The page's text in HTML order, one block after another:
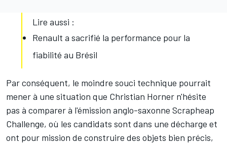
Lire aussi :
Renault a sacrifié la performance pour la
fiabilité au Brésil
Par conséquent, le moindre souci technique pourrait
mener à une situation que Christian Horner n'hésite
pas à comparer à l'émission anglo-saxonne Scrapheap
Challenge, où les candidats sont dans une décharge et
ont pour mission de construire des objets bien précis,